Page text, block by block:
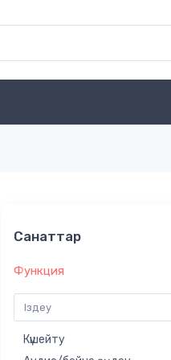
Санаттар
Функция
Күшейту